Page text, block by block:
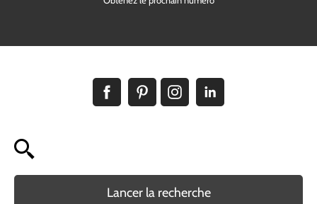
Lancer la recherche